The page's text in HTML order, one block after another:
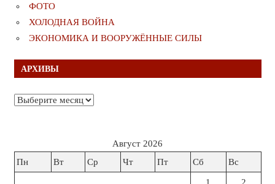
ФОТО
ХОЛОДНАЯ ВОЙНА
ЭКОНОМИКА И ВООРУЖЁННЫЕ СИЛЫ
АРХИВЫ
Архивы
Август 2026
Пн
Вт Ср Чт Пт Сб Вс